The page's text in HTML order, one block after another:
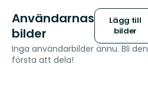
Användarnas
bilder
Lägg till
bilder
Inga användarbilder ännu. Bli den
första att dela!